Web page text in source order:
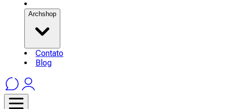
Archshop
Contato
Blog